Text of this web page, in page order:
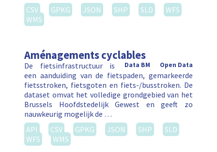
CSV
GPKG JSON SHP SLD
WFS
WMS
Aménagements cyclables
Open Data
Data BM
De fietsinfrastructuur is
een aanduiding van de fietspaden, gemarkeerde
fietsstroken, fietsgoten en fiets-/busstroken. De
dataset omvat het volledige grondgebied van het
Brussels Hoofdstedelijk Gewest en geeft zo
nauwkeurig mogelijk de …
API
CSV GPKG JSON SHP
SLD
WFS
WMS